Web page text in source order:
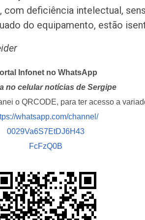
deficiência intelectual,
do equipamento, estão
Infonet no WhatsApp
no celular notícias de Sergipe
o QRCODE, para ter acesso a
whatsapp.com/channel/
0029Va6S7EtDJ6H43
FcFzQ0B